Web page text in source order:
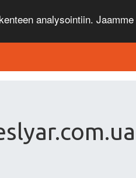
analysointiin. Jaamme